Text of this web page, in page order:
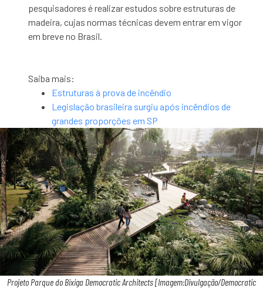
pesquisadores é realizar estudos sobre estruturas de
madeira, cujas normas técnicas devem entrar em vigor
em breve no Brasil.
Saiba mais:
Estruturas à prova de incêndio
Legislação brasileira surgiu após incêndios de
grandes proporções em SP
Projeto Parque do Bixiga Democratic Architects [Imagem:Divulgação/Democratic